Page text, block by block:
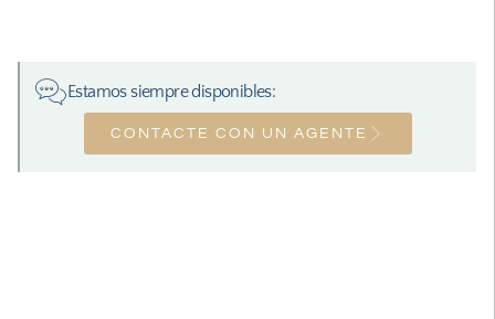
Estamos siempre disponibles:
CONTACTE CON UN AGENTE